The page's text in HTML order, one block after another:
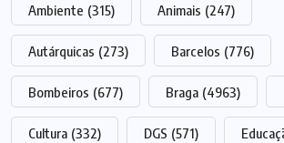
Ambiente (315) Animais (247)
Autárquicas (273) Barcelos (776)
Bombeiros (677) Braga (4963)
Cultura (332) DGS (571)